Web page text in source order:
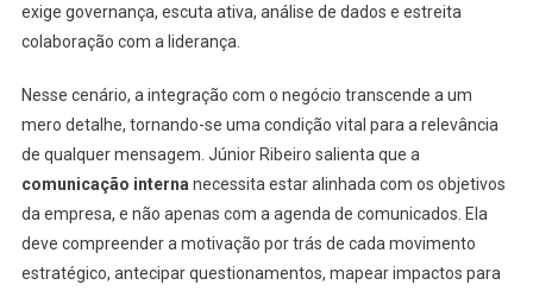
exige governança, escuta ativa, análise de dados e estreita
colaboração com a liderança.
Nesse cenário, a integração com o negócio transcende a um
mero detalhe, tornando-se uma condição vital para a relevância
de qualquer mensagem. Júnior Ribeiro salienta que a
comunicação interna necessita estar alinhada com os objetivos
da empresa, e não apenas com a agenda de comunicados. Ela
deve compreender a motivação por trás de cada movimento
estratégico, antecipar questionamentos, mapear impactos para